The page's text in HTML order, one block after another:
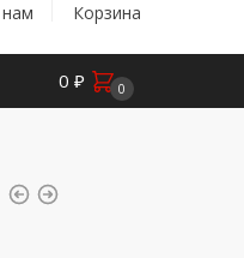
Корзина
0 ₽ 0